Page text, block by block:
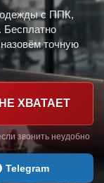
одежды с ППК,
Бесплатно
точную
ХВАТАЕТ
звонить неудобно
Telegram